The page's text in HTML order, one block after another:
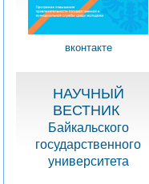
вконтакте
НАУЧНЫЙ
ВЕСТНИК
Байкальского
государственного
университета